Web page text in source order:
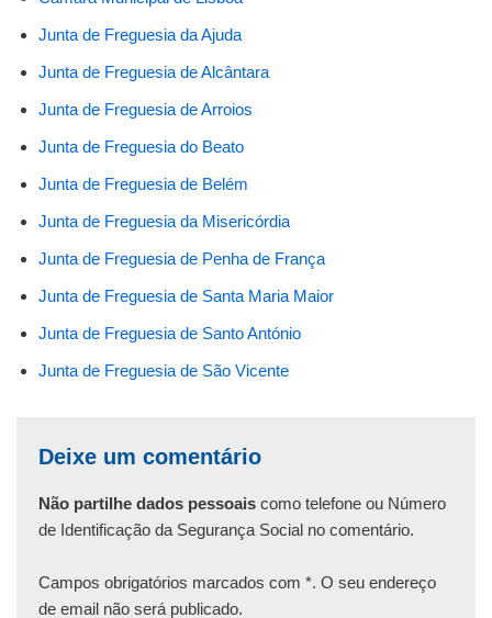
Junta de Freguesia da Ajuda
Junta de Freguesia de Alcântara
Junta de Freguesia de Arroios
Junta de Freguesia do Beato
Junta de Freguesia de Belém
Junta de Freguesia da Misericórdia
Junta de Freguesia de Penha de França
Junta de Freguesia de Santa Maria Maior
Junta de Freguesia de Santo António
Junta de Freguesia de São Vicente
Deixe um comentário
Não partilhe dados pessoais como telefone ou Número
de Identificação da Segurança Social no comentário.
Campos obrigatórios marcados com *. O seu endereço
de email não será publicado.